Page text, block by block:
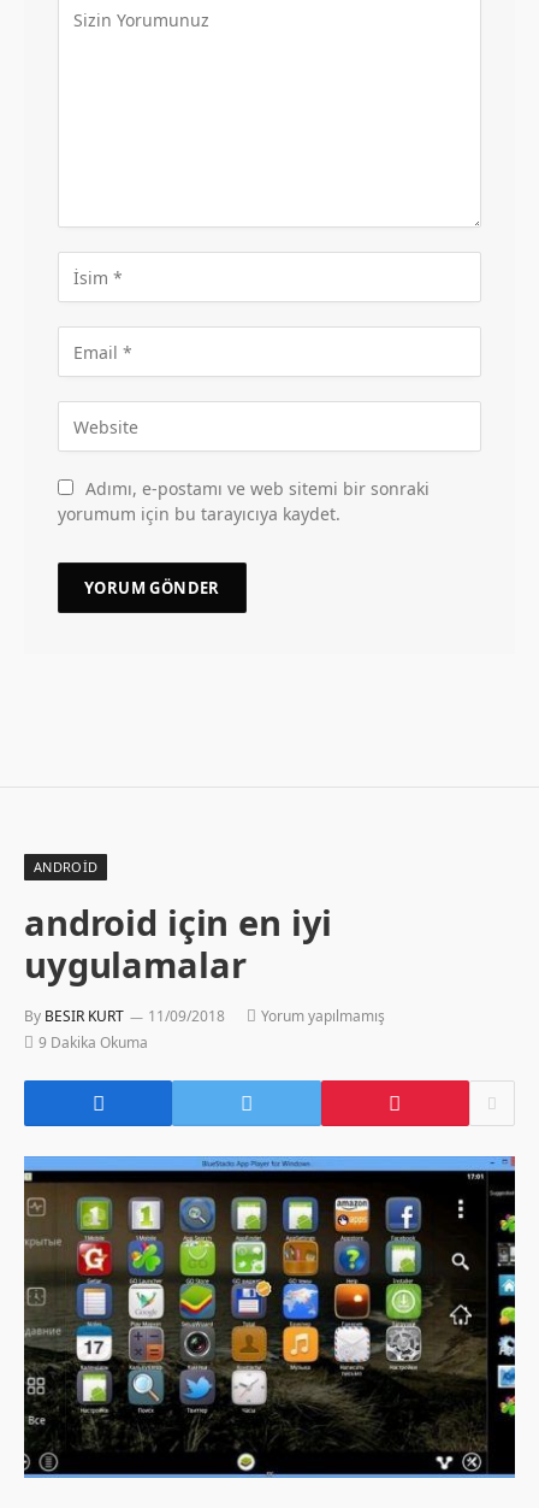
Adımı, e-postamı ve web sitemi bir sonraki
yorumum için bu tarayıcıya kaydet.
ANDROID
android için en iyi
uygulamalar
By BESIR KURT 11/09/2018
Yorum yapılmamış
9 Dakika Okuma